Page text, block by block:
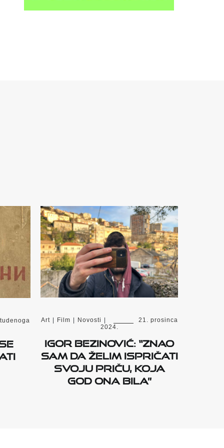
Art Film Novosti
21. prosinca
2024.
Igor Bezinović: “Znao
sam da želim ispričati
svoju priču, koja
god ona bila”